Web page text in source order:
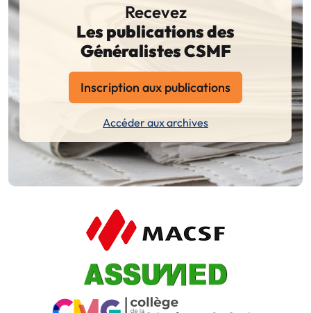
Recevez
Les publications des
Généralistes CSMF
Inscription aux publications
Accéder aux archives